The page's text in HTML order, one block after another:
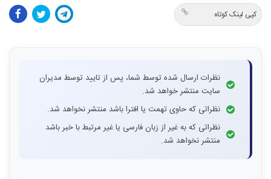
کپی لینک کوتاه
نظرات ارسال شده توسط شما، پس از تایید توسط مدیران
سایت منتشر خواهد شد.
نظراتی که حاوی تهمت یا افترا باشد منتشر نخواهد شد.
نظراتی که به غیر از زبان فارسی یا غیر مرتبط با خبر باشد
منتشر نخواهد شد.